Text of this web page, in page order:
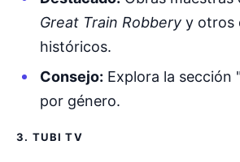
Great Train Robberyy otros
históricos.
Consejo: Explora la sección
por género.
3. TUBI TV